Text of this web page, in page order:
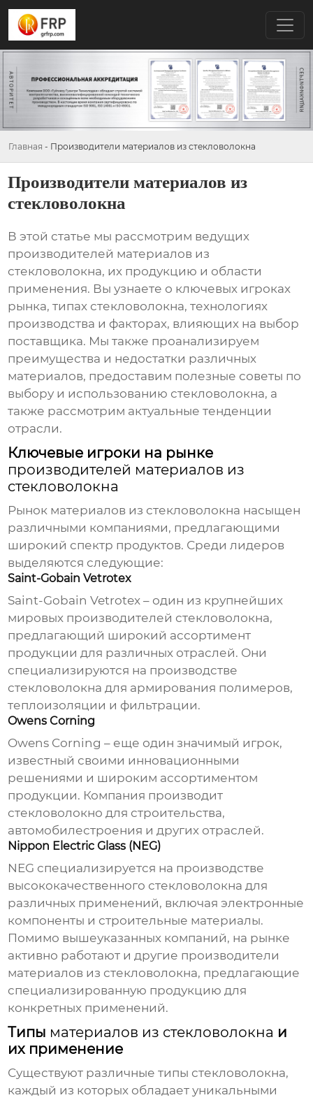
Главная - Производители материалов из стекловолокна
Производители материалов из
стекловолокна
В этой статье мы рассмотрим ведущих
производителей материалов из
стекловолокна, их продукцию и области
применения. Вы узнаете о ключевых игроках
рынка, типах стекловолокна, технологиях
производства и факторах, влияющих на выбор
поставщика. Мы также проанализируем
преимущества и недостатки различных
материалов, предоставим полезные советы по
выбору и использованию стекловолокна, а
также рассмотрим актуальные тенденции
отрасли.
Ключевые игроки на рынке
производителей материалов из
стекловолокна
Рынок материалов из стекловолокна насыщен
различными компаниями, предлагающими
широкий спектр продуктов. Среди лидеров
выделяются следующие:
Saint-Gobain Vetrotex
Saint-Gobain Vetrotex – один из крупнейших
мировых производителей стекловолокна,
предлагающий широкий ассортимент
продукции для различных отраслей. Они
специализируются на производстве
стекловолокна для армирования полимеров,
теплоизоляции и фильтрации.
Owens Corning
Owens Corning – еще один значимый игрок,
известный своими инновационными
решениями и широким ассортиментом
продукции. Компания производит
стекловолокно для строительства,
автомобилестроения и других отраслей.
Nippon Electric Glass (NEG)
NEG специализируется на производстве
высококачественного стекловолокна для
различных применений, включая электронные
компоненты и строительные материалы.
Помимо вышеуказанных компаний, на рынке
активно работают и другие производители
материалов из стекловолокна, предлагающие
специализированную продукцию для
конкретных применений.
Типы материалов из стекловолокна и
их применение
Существуют различные типы стекловолокна,
каждый из которых обладает уникальными